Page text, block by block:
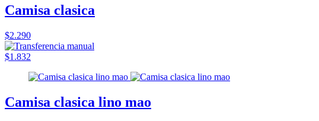
Camisa clasica
$2.290
$1.832
Camisa clasica lino mao